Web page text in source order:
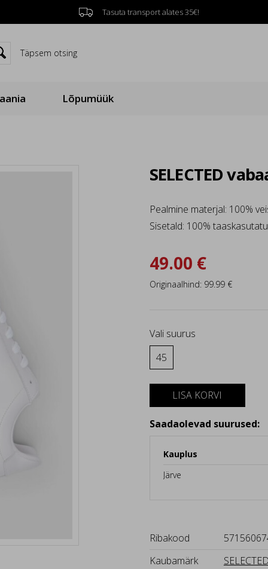
 Tasuta transport alates 35€!
Täpsem otsing
Lõpumüük
SELECTED
Pealmine materjal: 100%
Sisetald: 100%
49.00 €
Originaalhind: 99.99 €
Vali suurus
45
LISA KORVI
Saadaolevad suurused:
Kauplus
Järve
Ribakood
Kaubamärk